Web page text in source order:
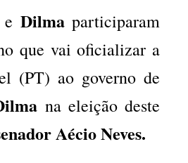
Dilmaparticiparam
que vai oficializar a
(PT) ao governo de
na eleição deste
Aécio Neves.